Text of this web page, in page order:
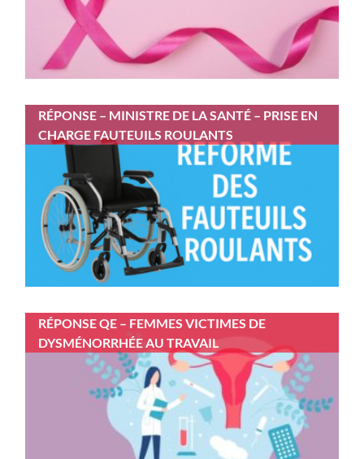
RÉPONSE – MINISTRE DE LA SANTÉ – PRISE EN
CHARGE FAUTEUILS ROULANTS
RÉPONSE QE – FEMMES VICTIMES DE
DYSMÉNORRHÉE AU TRAVAIL